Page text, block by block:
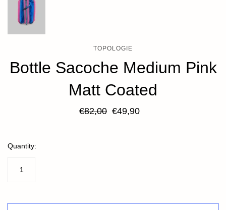
TOPOLOGIE
Bottle Sacoche Medium Pink
Matt Coated
€82,00 €49,90
Quantity: